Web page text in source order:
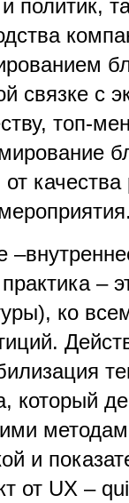
политик,
связке с
топ-
от
–
ко
который
и
от UX –